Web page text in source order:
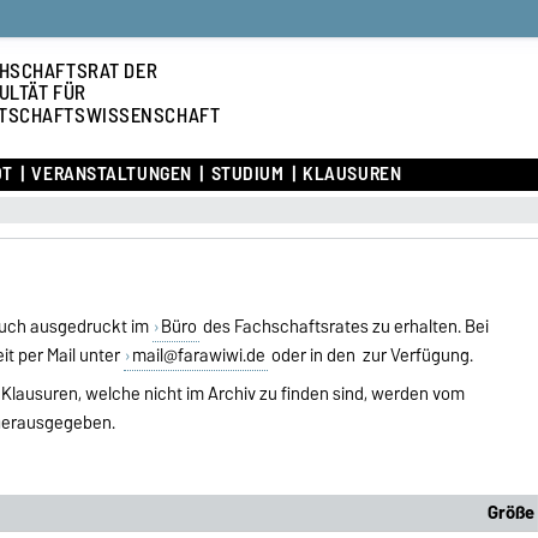
DER
FÜR
VERANSTALTUNGEN STUDIUM KLAUSUREN
ausgedruckt im Büro des Fachschaftsrates zu erhalten. Bei
per Mail unter mail@farawiwi.de oder in den zur Verfügung.
welche nicht im Archiv zu finden sind, werden vom
Größe